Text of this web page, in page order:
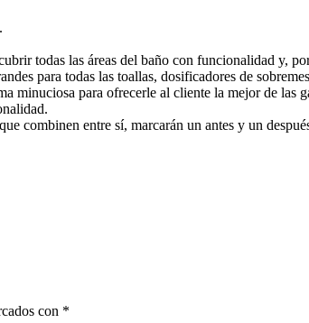
todas las áreas del baño con funcionalidad y,
para todas las toallas, dosificadores de
minuciosa para ofrecerle al cliente la mejor de las
combinen entre sí, marcarán un antes y un
con *